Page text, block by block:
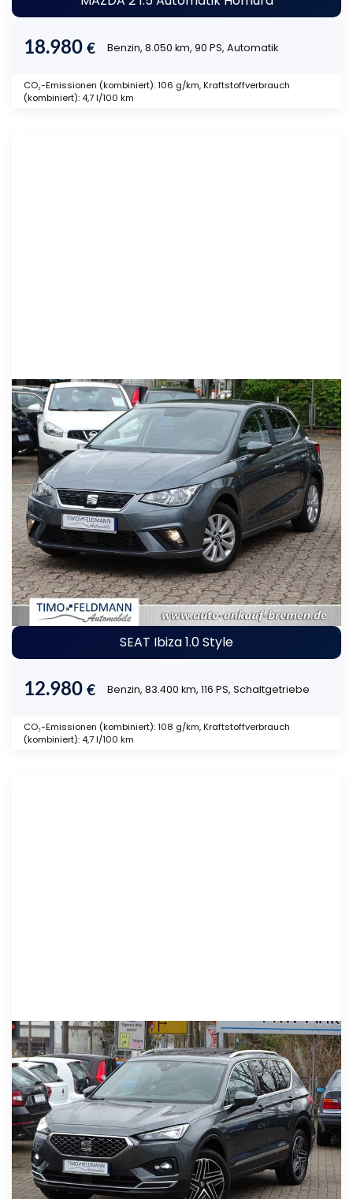
18.980 € Benzin, 8.050 km, 90 PS, Automatik
CO₂-Emissionen (kombiniert): 106 g/km, Kraftstoffverbrauch
(kombiniert): 4,7 l/100 km
SEAT Ibiza 1.0 Style
12.980 € Benzin, 83.400 km, 116 PS, Schaltgetriebe
CO₂-Emissionen (kombiniert): 108 g/km, Kraftstoffverbrauch
(kombiniert): 4,7 l/100 km